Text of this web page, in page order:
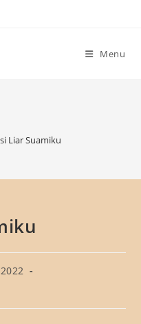
Menu
Liar Suamiku